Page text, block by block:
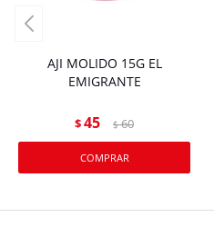
AJI MOLIDO 15G EL
EMIGRANTE
$45 $ 60